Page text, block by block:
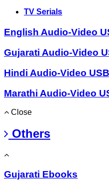
TV Serials
English Audio-Video
Gujarati Audio-Video
Hindi Audio-Video
Marathi Audio-Video
Close
Others
Gujarati Ebooks